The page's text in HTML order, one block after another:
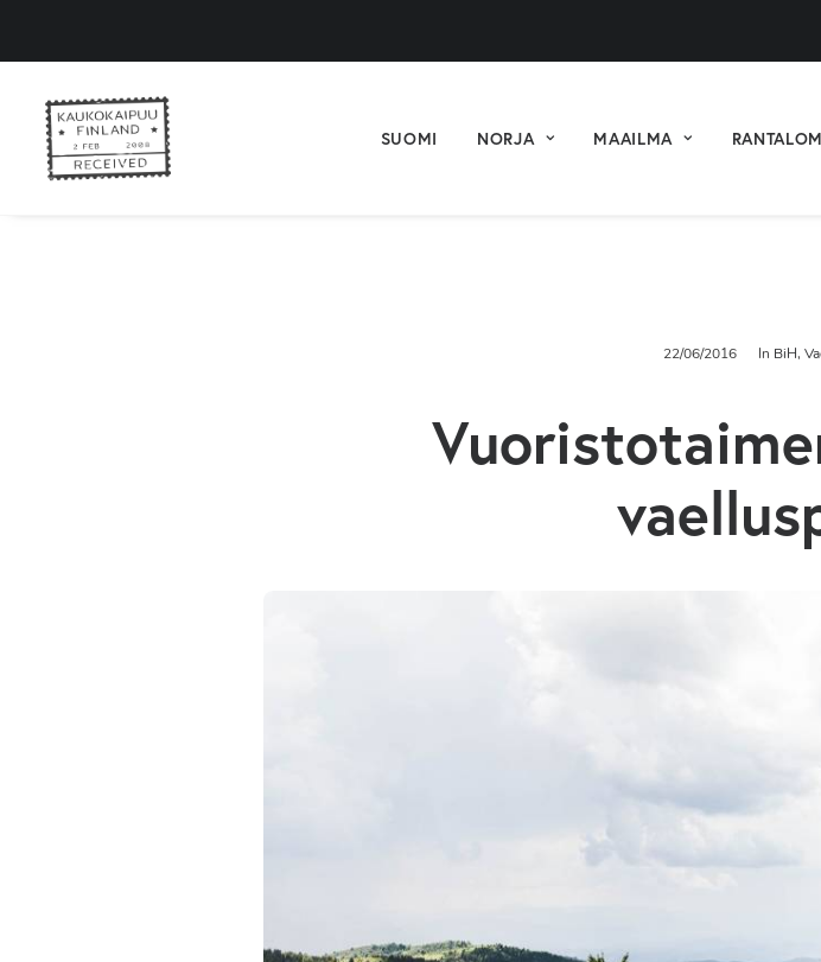
SUOMI NORJA MAAILMA
22/06/2016 In BiH,